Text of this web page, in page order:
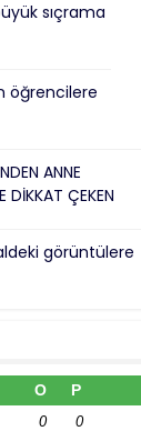
sıçrama
öğrencilere
ANNE
DİKKAT ÇEKEN
görüntülere
O P
0 0